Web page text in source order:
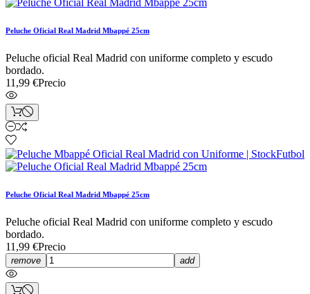
Peluche Oficial Real Madrid Mbappé 25cm
Peluche oficial Real Madrid con uniforme completo y escudo
bordado.
11,99 €Precio
Peluche Oficial Real Madrid Mbappé 25cm
Peluche oficial Real Madrid con uniforme completo y escudo
bordado.
11,99 €Precio
remove add